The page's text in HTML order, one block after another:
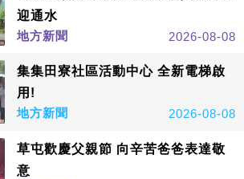
迎通水
地方新聞
2026-08-08
集集田寮社區活動中心 全新電梯啟
用!
地方新聞
2026-08-08
草屯歡慶父親節 向辛苦爸爸表達敬
意